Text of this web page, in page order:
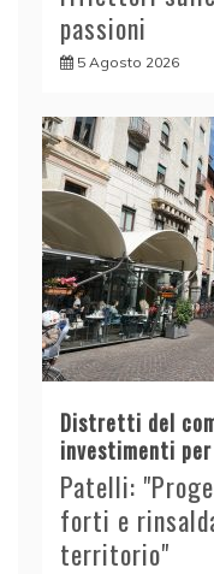
passioni
5 Agosto 2026
Distretti del
investimenti
Patelli:
forti e
territorio"